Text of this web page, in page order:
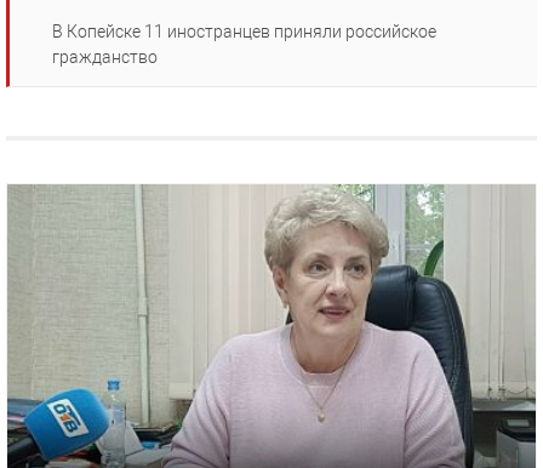
В Копейске 11 иностранцев приняли российское
гражданство